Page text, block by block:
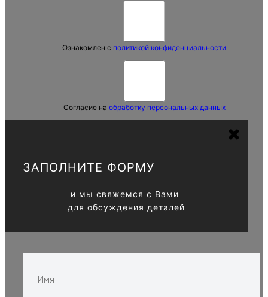
Ознакомлен с политикой конфиденциальности
Согласие на обработку персональных данных
ЗАПОЛНИТЕ ФОРМУ
и мы свяжемся с Вами
для обсуждения деталей